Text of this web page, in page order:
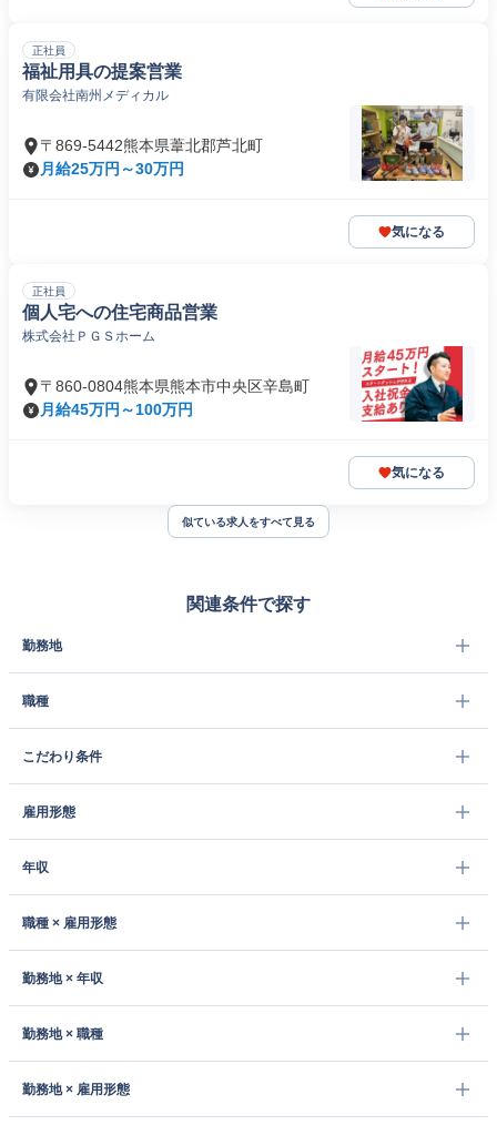
正社員
福祉用具の提案営業
有限会社南州メディカル
〒869-5442熊本県葦北郡芦北町
月給25万円～30万円
気になる
正社員
個人宅への住宅商品営業
株式会社ＰＧＳホーム
〒860-0804熊本県熊本市中央区辛島町
月給45万円～100万円
気になる
似ている求人をすべて見る
関連条件で探す
勤務地
職種
こだわり条件
雇用形態
年収
職種 × 雇用形態
勤務地 × 年収
勤務地 × 職種
勤務地 × 雇用形態